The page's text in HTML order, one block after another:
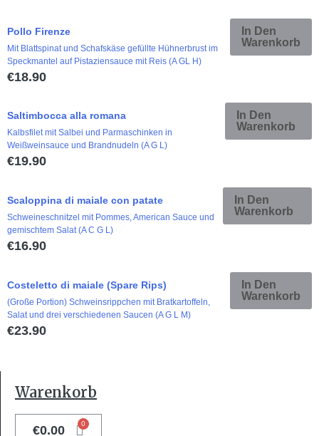
Pollo Firenze
Mit Blattspinat und Schafskäse gefüllte Hühnerbrust im
Speckmantel auf Pistaziensauce mit Reis (A GL H)
€18.90
In Den
Warenkorb
Saltimbocca alla romana
Kalbsfilet mit Salbei und Parmaschinken in
Weißweinsauce und Brandnudeln (A G L)
€19.90
In Den
Warenkorb
Scaloppina di maiale con patate
Schweineschnitzel mit Pommes, American Sauce und
gemischtem Salat (A C G L)
€16.90
In Den
Warenkorb
Costeletto di maiale (Spare Rips)
(Große Portion) Schweinsrippchen mit Bratkartoffeln,
Salat und drei verschiedenen Saucen (A G L M)
€23.90
In Den
Warenkorb
Warenkorb
€0.00